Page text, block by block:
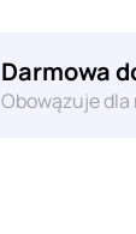
Darmowa
Obowązuje dla